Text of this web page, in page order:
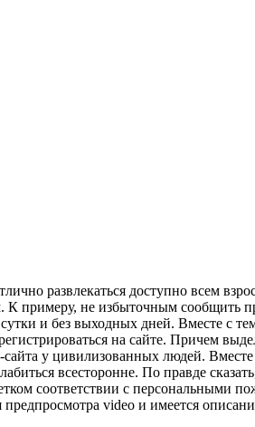
развлекаться доступно всем
примеру, не избыточным сообщить
и без выходных дней. Вместе с
на сайте. Причем
у цивилизованных людей.
всесторонне. По правде
соответствии с персональными
предпросмотра video и имеется